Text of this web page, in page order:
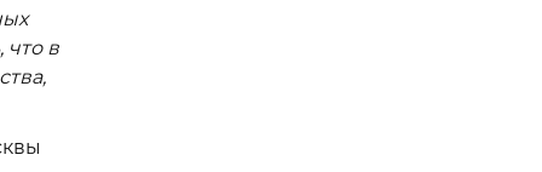
что в